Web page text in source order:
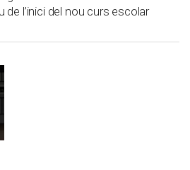
l’inici del nou curs escolar